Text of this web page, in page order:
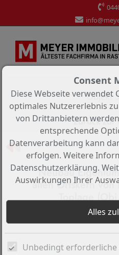
Objekt
Zurück zur
Neubau
alten Ortskern von
Toplage
Objekt-
Consent
Diese Webseite verwendet
optimales Nutzererlebnis
von Drittanbietern
entsprechende
Datenverarbeitung kann
erfolgen. Weitere
Datenschutzerklärung.
Auswirkungen Ihrer
Unbedingt erforderliche